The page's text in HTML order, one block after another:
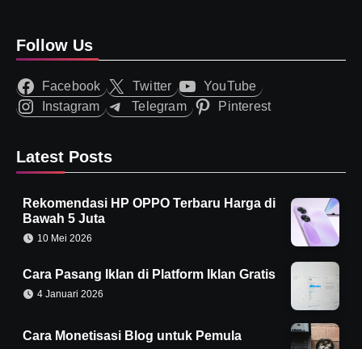
Follow Us
Facebook Twitter
YouTube
Instagram
Telegram Pinterest
Latest Posts
Rekomendasi HP OPPO Terbaru Harga di
Bawah 5 Juta
10 Mei 2026
Cara Pasang Iklan di Platform Iklan Gratis
4 Januari 2026
Cara Monetisasi Blog untuk Pemula